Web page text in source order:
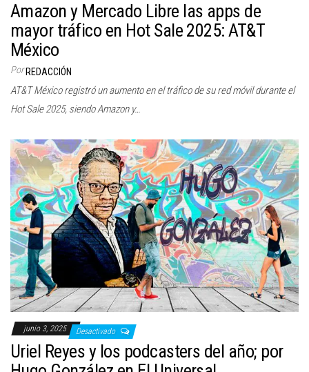
Amazon y Mercado Libre las apps de
mayor tráfico en Hot Sale 2025: AT&T
México
Por REDACCIÓN
AT&T México registró un aumento en el tráfico de su red móvil durante el
Hot Sale 2025, siendo Amazon y…
junio 3, 2025 Desactivado
Uriel Reyes y los podcasters del año; por